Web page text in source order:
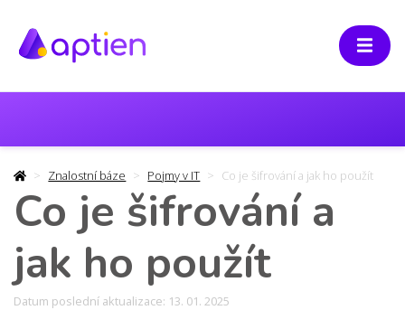
Znalostní báze Pojmy v IT Co je šifrování a jak ho použít
Co je šifrování a
jak ho použít
Datum poslední aktualizace: 13. 01. 2025